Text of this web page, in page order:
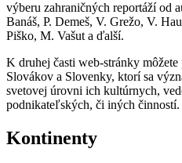
výberu zahraničných reportáží od
Banáš, P. Demeš, V. Grežo, V.
Piško, M. Vašut a ďalší.
K druhej časti web-stránky
Slovákov a Slovenky, ktorí sa
svetovej úrovni ich kultúrnych,
podnikateľských, či iných činností.
Kontinenty